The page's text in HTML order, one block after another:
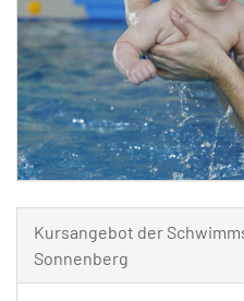
Kursangebot der
Sonnenberg